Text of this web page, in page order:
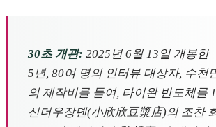
30초 개관: 2025년 6월 13일 개봉한
5년, 80여 명의 인터뷰 대상자, 수천
의 제작비를 들여, 타이완 반도체를
신더우장뎬(小欣欣豆漿店)의 조찬